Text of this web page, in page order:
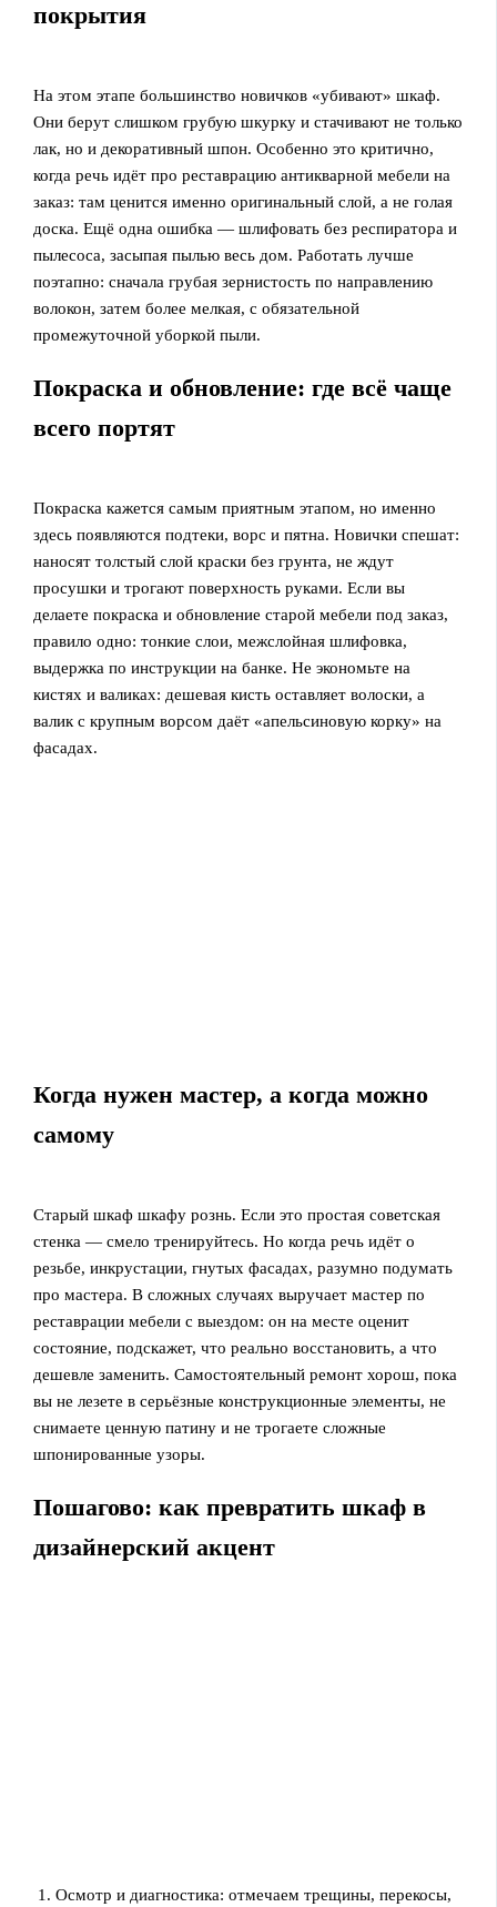
покрытия
На этом этапе большинство новичков «убивают» шкаф.
Они берут слишком грубую шкурку и стачивают не только
лак, но и декоративный шпон. Особенно это критично,
когда речь идёт про реставрацию антикварной мебели на
заказ: там ценится именно оригинальный слой, а не голая
доска. Ещё одна ошибка — шлифовать без респиратора и
пылесоса, засыпая пылью весь дом. Работать лучше
поэтапно: сначала грубая зернистость по направлению
волокон, затем более мелкая, с обязательной
промежуточной уборкой пыли.
Покраска и обновление: где всё чаще
всего портят
Покраска кажется самым приятным этапом, но именно
здесь появляются подтеки, ворс и пятна. Новички спешат:
наносят толстый слой краски без грунта, не ждут
просушки и трогают поверхность руками. Если вы
делаете покраска и обновление старой мебели под заказ,
правило одно: тонкие слои, межслойная шлифовка,
выдержка по инструкции на банке. Не экономьте на
кистях и валиках: дешевая кисть оставляет волоски, а
валик с крупным ворсом даёт «апельсиновую корку» на
фасадах.
Когда нужен мастер, а когда можно
самому
Старый шкаф шкафу рознь. Если это простая советская
стенка — смело тренируйтесь. Но когда речь идёт о
резьбе, инкрустации, гнутых фасадах, разумно подумать
про мастера. В сложных случаях выручает мастер по
реставрации мебели с выездом: он на месте оценит
состояние, подскажет, что реально восстановить, а что
дешевле заменить. Самостоятельный ремонт хорош, пока
вы не лезете в серьёзные конструкционные элементы, не
снимаете ценную патину и не трогаете сложные
шпонированные узоры.
Пошагово: как превратить шкаф в
дизайнерский акцент
Осмотр и диагностика: отмечаем трещины, перекосы,